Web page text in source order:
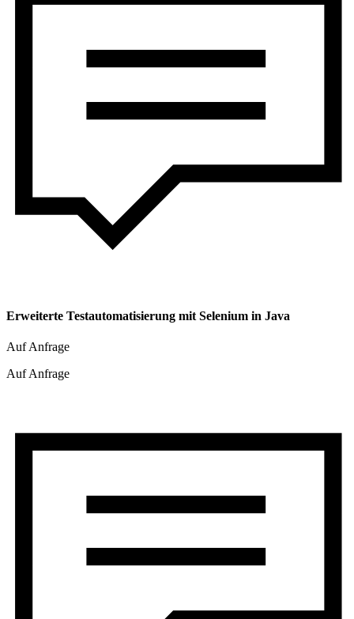
Erweiterte Testautomatisierung mit Selenium in Java
Auf Anfrage
Auf Anfrage